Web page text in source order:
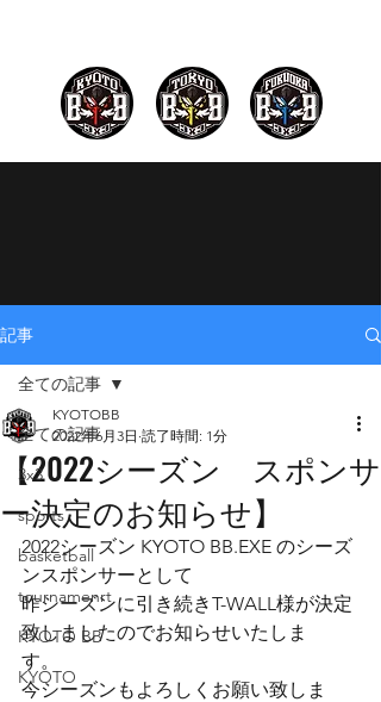
記事
全ての記事
3x3
sports
basketball
tournamenrt
KYOTO BB
KYOTO
全ての記事
【2022シーズン スポンサ
ー決定のお知らせ】
KYOTOBB
2022年6月3日 読了時間: 1分
2022シーズン KYOTO BB.EXE のシーズ
ンスポンサーとして
昨シーズンに引き続きT-WALL様が決定
致しましたのでお知らせいたしま
す。
今シーズンもよろしくお願い致しま